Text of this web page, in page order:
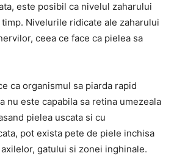
este posibil ca nivelul zaharului
Nivelurile ridicate ale zaharului
ceea ce face ca pielea sa
ca organismul sa piarda rapid
nu este capabila sa retina umezeala
pielea uscata si cu
pot exista pete de piele inchisa
gatului si zonei inghinale.